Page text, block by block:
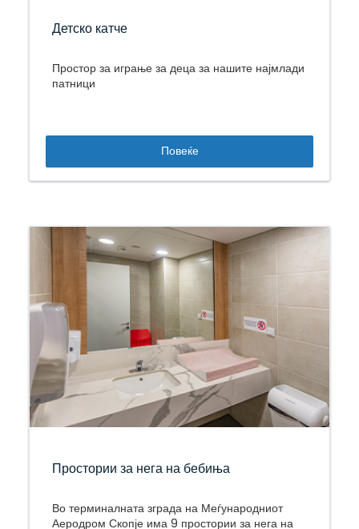
Детско катче
Простор за играње за деца за нашите најмлади
патници
Повеќе
Простории за нега на бебиња
Во терминалната зграда на Меѓународниот
Аеродром Скопје има 9 простории за нега на